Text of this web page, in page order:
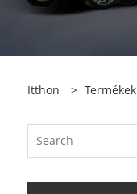
Itthon > Termékek